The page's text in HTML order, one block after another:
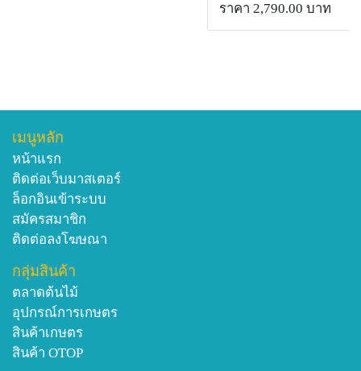
ราคา 2,790.00 บาท
เมนูหลัก
หน้าแรก
ติดต่อเว็บมาสเตอร์
ล็อกอินเข้าระบบ
สมัครสมาชิก
ติดต่อลงโฆษณา
กลุ่มสินค้า
ตลาดต้นไม้
อุปกรณ์การเกษตร
สินค้าเกษตร
สินค้า OTOP